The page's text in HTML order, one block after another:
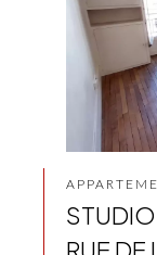
STUDIO